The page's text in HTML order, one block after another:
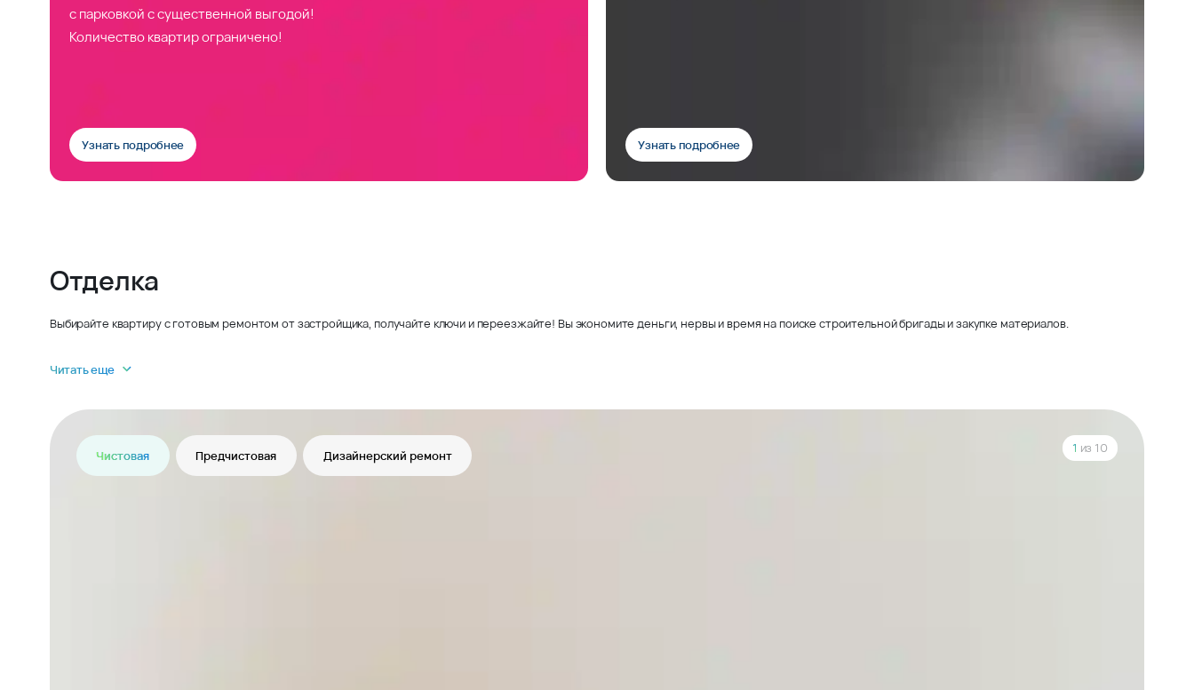
с парковкой с существенной выгодой!
Количество квартир ограничено!
Узнать подробнее Узнать подробнее
Отделка
Выбирайте квартиру с готовым ремонтом от застройщика, получайте ключи и переезжайте! Вы экономите деньги, нервы и время на поиске строительной бригады и закупке материалов.
Читать еще
Чистовая Предчистовая Дизайнерский ремонт
1 из 10